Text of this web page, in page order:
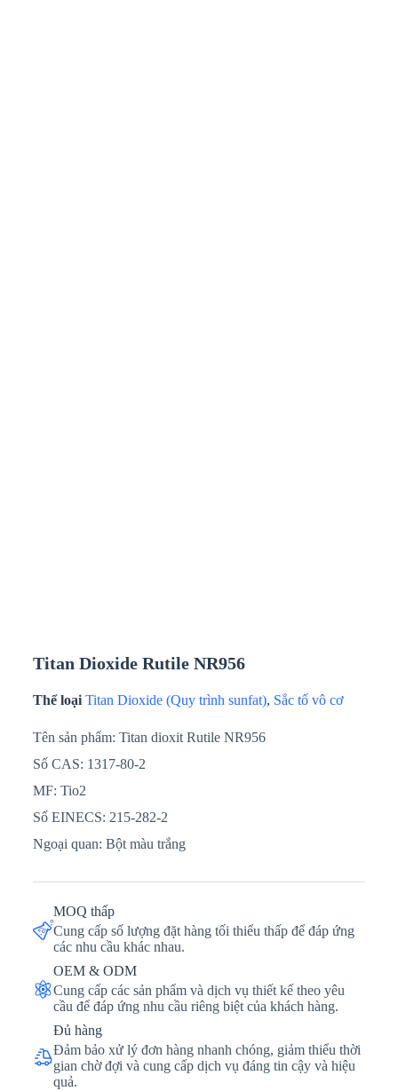
Titan Dioxide Rutile NR956
Thể loại Titan Dioxide (Quy trình sunfat), Sắc tố vô cơ
Tên sản phẩm: Titan dioxit Rutile NR956
Số CAS: 1317-80-2
MF: Tio2
Số EINECS: 215-282-2
Ngoại quan: Bột màu trắng
MOQ thấp
Cung cấp số lượng đặt hàng tối thiểu thấp để đáp ứng
các nhu cầu khác nhau.
OEM & ODM
Cung cấp các sản phẩm và dịch vụ thiết kế theo yêu
cầu để đáp ứng nhu cầu riêng biệt của khách hàng.
Đủ hàng
Đảm bảo xử lý đơn hàng nhanh chóng, giảm thiểu thời
gian chờ đợi và cung cấp dịch vụ đáng tin cậy và hiệu
quả.